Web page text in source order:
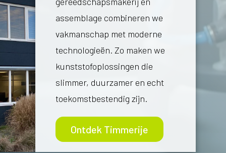
assemblage combineren we
vakmanschap met moderne
technologieën. Zo maken we
kunststofoplossingen die
slimmer, duurzamer en echt
toekomstbestendig zijn.
Ontdek Timmerije